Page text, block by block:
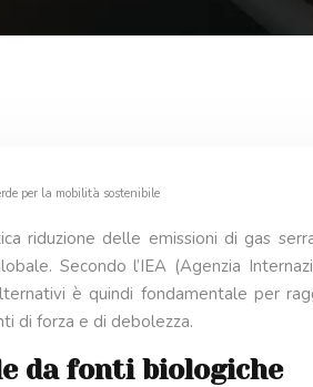
per la mobilità sostenibile
riduzione delle emissioni di gas
Secondo l’IEA (Agenzia
è quindi fondamentale per
di forza e di debolezza.
da fonti biologiche